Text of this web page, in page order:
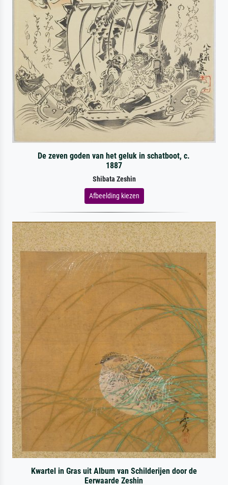
De zeven goden van het geluk in schatboot, c.
1887
Shibata Zeshin
Afbeelding kiezen
Kwartel in Gras uit Album van Schilderijen door de
Eerwaarde Zeshin